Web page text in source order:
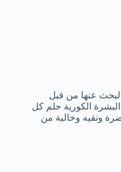
عنها من قبل
الكورية حلم كل
ونقيه وخالية من